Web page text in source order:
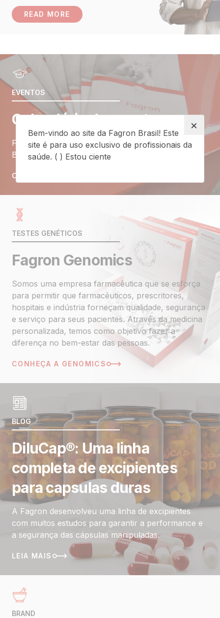
READ MORE
EVENTOS
Calendário de eventos
Fique por dentro de todos os eventos que a Fagron
Brasil estará presente!
CONFIRA!
TESTES GENÉTICOS
Fagron Genomics
Somos uma empresa farmacêutica que se esforça
para permitir que farmacêuticos, prescritores,
hospitais e indústria forneçam qualidade, segurança
e serviço para seus pacientes. Através da medicina
personalizada, temos como objetivo fazer a
diferença no bem-estar das pessoas.
CONHEÇA A GENOMICS
BLOG
DiluCap®: Uma linha
completa de excipientes
para capsulas duras
A Fagron desenvolveu uma linha de excipientes
com muitos estudos para garantir a performance e
a segurança das cápsulas manipuladas.
LEIA MAIS
BRAND
×
Bem-vindo ao site da Fagron Brasil! Este
site é para uso exclusivo de profissionais da
saúde. ( ) Estou ciente